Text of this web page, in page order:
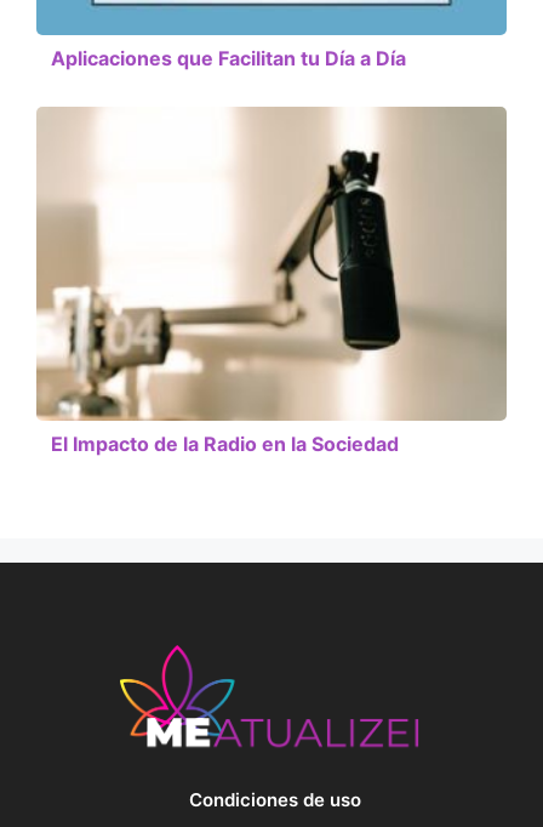
Aplicaciones que Facilitan tu Día a Día
El Impacto de la Radio en la Sociedad
Condiciones de uso